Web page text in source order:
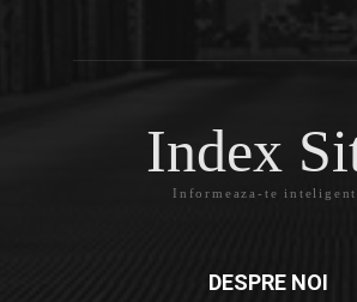
Index
Informeaza-te
DESPRE NOI